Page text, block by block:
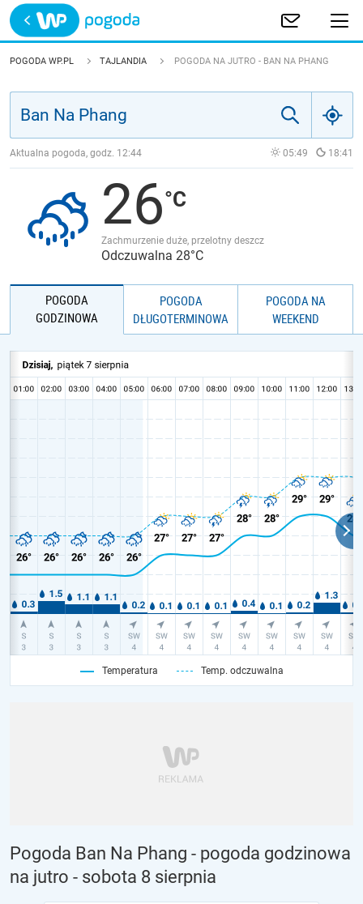
Trwa ładowanie
POLSKA
JAKOŚĆ POWIETRZA
POGODA WP.PL TAJLANDIA POGODA NA JUTRO - BAN NA PHANG
Aktualna pogoda, godz. 12:44 05:49 18:41
26
Zachmurzenie duże, przelotny deszcz
Odczuwalna 28°C
POGODA
GODZINOWA
POGODA
DŁUGOTERMINOWA
POGODA NA
WEEKEND
Temperatura Temp. odczuwalna
Pogoda Ban Na Phang - pogoda godzinowa
na jutro - sobota 8 sierpnia